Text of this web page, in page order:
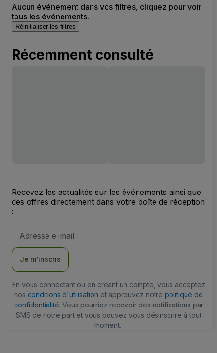
Aucun événement dans vos filtres, cliquez pour voir
tous les événements.
Réinitialiser les filtres
Récemment consulté
Recevez les actualités sur les événements ainsi que
des offres directement dans votre boîte de réception
:
e-
Je m’inscris
En vous connectant ou en créant un compte, vous acceptez
nos conditions d'utilisation et approuvez notre politique de
confidentialité. Vous pourriez recevoir des notifications par
SMS de notre part et vous pouvez vous désinscrire à tout
moment.